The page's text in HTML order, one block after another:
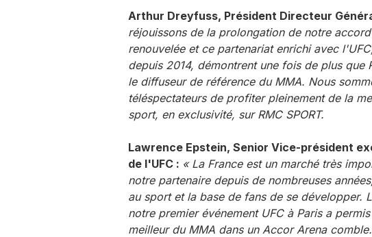
Arthur Dreyfuss, Président Directeur
réjouissons de la prolongation de notre
renouvelée et ce partenariat enrichi avec
depuis 2014, démontrent une fois de plus que
le diffuseur de référence du MMA. Nous
téléspectateurs de profiter pleinement de la
sport, en exclusivité, sur RMC SPORT.
Lawrence Epstein, Senior Vice-président
de l'UFC : « La France est un marché très
notre partenaire depuis de nombreuses
au sport et la base de fans de se développer.
notre premier événement UFC à Paris a
meilleur du MMA dans un Accor Arena